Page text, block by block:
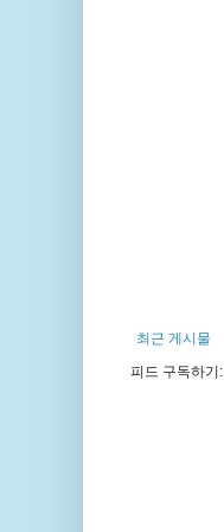
최근 게시물
피드 구독하기: